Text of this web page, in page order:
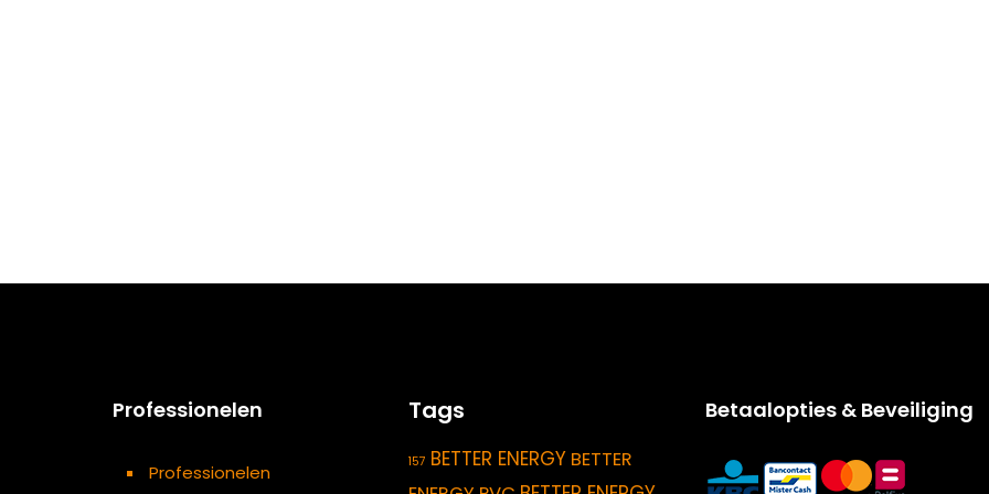
Professionelen
Professionelen
Tags
157 BETTER ENERGY BETTER
Betaalopties & Beveiliging